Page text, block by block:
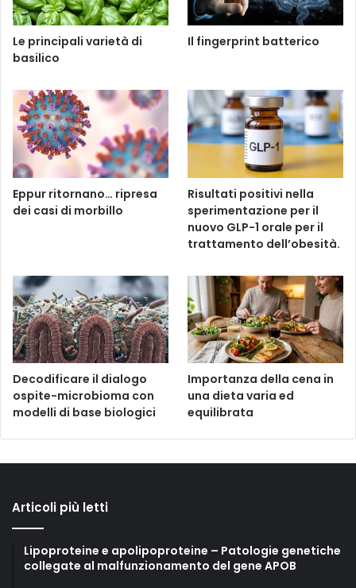
Le principali varietà di
basilico
Il fingerprint batterico
Eppur ritornano… ripresa
dei casi di morbillo
Risultati positivi nella
sperimentazione per il
nuovo GLP-1 orale per il
trattamento dell’obesità.
Decodificare il dialogo
ospite-microbioma con
modelli di base biologici
Importanza della cena in
una dieta varia ed
equilibrata
Articoli più letti
Lipoproteine e apolipoproteine – Patologie genetiche
collegate al malfunzionamento del gene APOB